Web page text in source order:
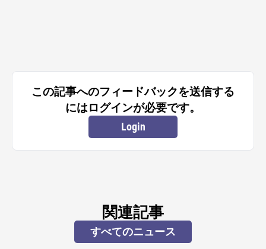
この記事へのフィードバックを送信する
にはログインが必要です。
Login
関連記事
すべてのニュース